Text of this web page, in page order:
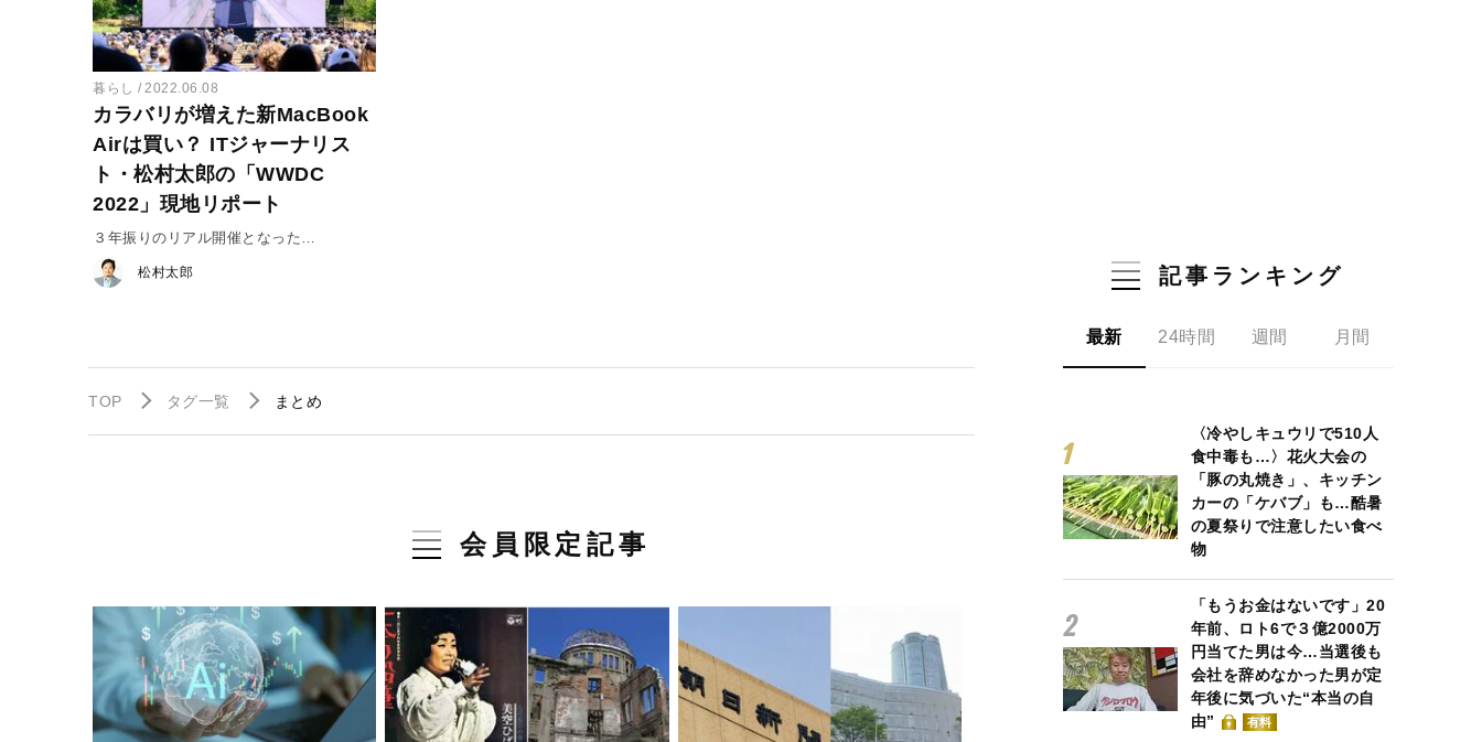
暮らし 2022.06.08
カラバリが増えた新MacBook
Airは買い？ ITジャーナリス
ト・松村太郎の「WWDC
2022」現地リポート
３年振りのリアル開催となった
WWDC2022まとめ
松村太郎
TOP タグ一覧 まとめ
会員限定記事
記事ランキング
最新 24時間 週間 月間
〈冷やしキュウリで510人
食中毒も…〉花火大会の
「豚の丸焼き」、キッチン
カーの「ケバブ」も…酷暑
の夏祭りで注意したい食べ
物
「もうお金はないです」20
年前、ロト6で３億2000万
円当てた男は今…当選後も
会社を辞めなかった男が定
年後に気づいた“本当の自
由”
有料